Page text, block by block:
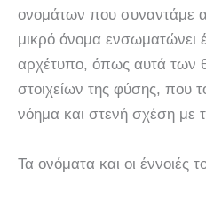
ονομάτων που συναντάμε
μικρό όνομα ενσωματώνει
αρχέτυπο, όπως αυτά των
στοιχείων της φύσης, που
νόημα και στενή σχέση με
Τα ονόματα και οι έννοιές